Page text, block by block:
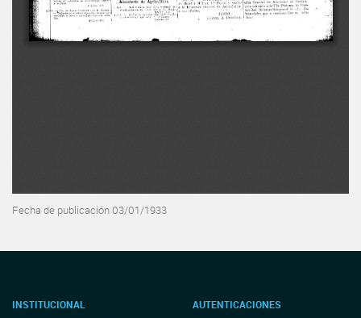
Fecha de publicación 03/01/1933
INSTITUCIONAL AUTENTICACIONES